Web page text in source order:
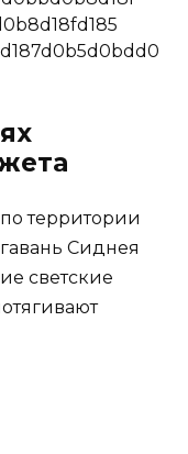
территории
Сиднея
светские